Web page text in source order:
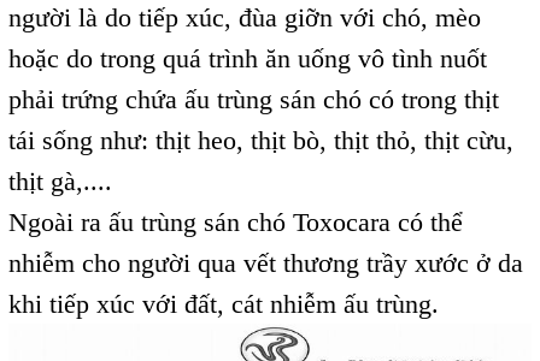
người là do tiếp xúc, đùa giỡn với chó, mèo
hoặc do trong quá trình ăn uống vô tình nuốt
phải trứng chứa ấu trùng sán chó có trong thịt
tái sống như: thịt heo, thịt bò, thịt thỏ, thịt cừu,
thịt gà,....
Ngoài ra ấu trùng sán chó Toxocara có thể
nhiễm cho người qua vết thương trầy xước ở da
khi tiếp xúc với đất, cát nhiễm ấu trùng.